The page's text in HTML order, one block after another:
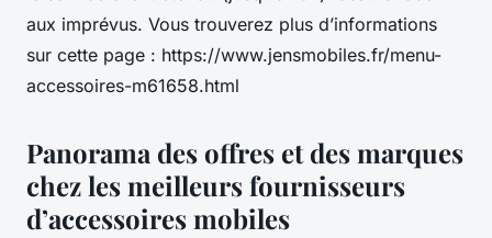
aux imprévus. Vous trouverez plus d’informations
sur cette page : https://www.jensmobiles.fr/menu-
accessoires-m61658.html
Panorama des offres et des marques
chez les meilleurs fournisseurs
d’accessoires mobiles